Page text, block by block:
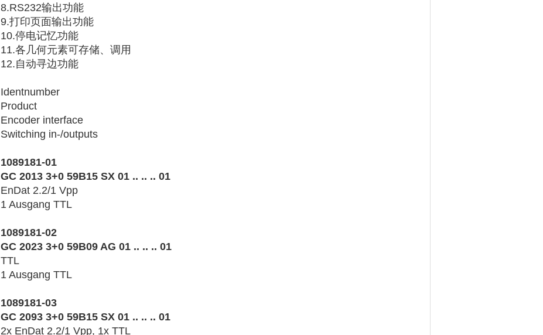
8.RS232输出功能
9.打印页面输出功能
10.停电记忆功能
11.各几何元素可存储、调用
12.自动寻边功能
Identnumber
Product
Encoder interface
Switching in-/outputs
1089181-01
GC 2013 3+0 59B15 SX 01 .. .. .. 01
EnDat 2.2/1 Vpp
1 Ausgang TTL
1089181-02
GC 2023 3+0 59B09 AG 01 .. .. .. 01
TTL
1 Ausgang TTL
1089181-03
GC 2093 3+0 59B15 SX 01 .. .. .. 01
2x EnDat 2.2/1 Vpp, 1x TTL